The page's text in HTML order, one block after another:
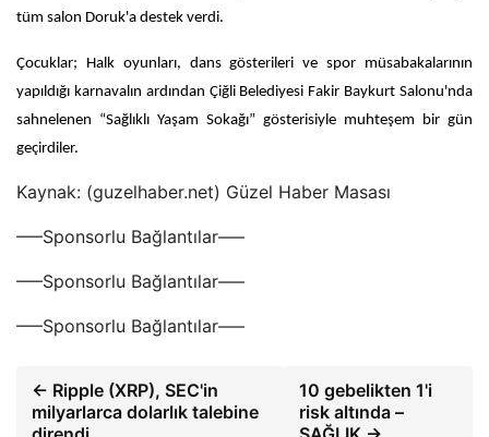
tüm salon Doruk'a destek verdi.
Çocuklar; Halk oyunları, dans gösterileri ve spor müsabakalarının
yapıldığı karnavalın ardından Çiğli Belediyesi Fakir Baykurt Salonu'nda
sahnelenen “Sağlıklı Yaşam Sokağı” gösterisiyle muhteşem bir gün
geçirdiler.
Kaynak: (guzelhaber.net) Güzel Haber Masası
—–Sponsorlu Bağlantılar—–
—–Sponsorlu Bağlantılar—–
—–Sponsorlu Bağlantılar—–
← Ripple (XRP), SEC'in
milyarlarca dolarlık talebine
10 gebelikten 1'i
risk altında –